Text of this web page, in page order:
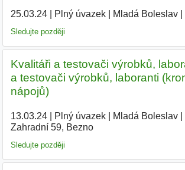
25.03.24| Plný úvazek| Mladá Boleslav|
Sledujte později
Kvalitáři a testovači výrobků,
a testovači výrobků, laboranti
nápojů)
13.03.24| Plný úvazek| Mladá Boleslav|
Zahradní 59, Bezno|
Sledujte později